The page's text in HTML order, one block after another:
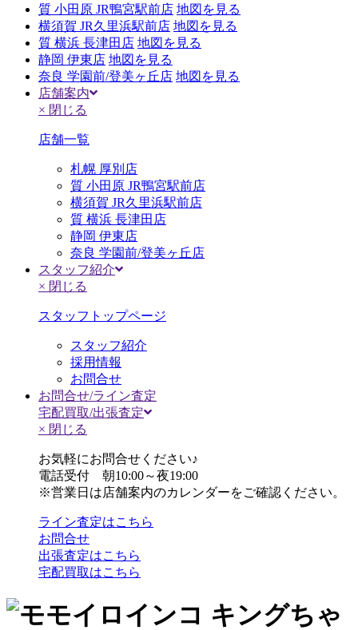
質 小田原 JR鴨宮駅前店 地図を見る
横須賀 JR久里浜駅前店 地図を見る
質 横浜 長津田店 地図を見る
静岡 伊東店 地図を見る
奈良 学園前/登美ヶ丘店 地図を見る
店舗案内
× 閉じる
店舗一覧
札幌 厚別店
質 小田原 JR鴨宮駅前店
横須賀 JR久里浜駅前店
質 横浜 長津田店
静岡 伊東店
奈良 学園前/登美ヶ丘店
スタッフ紹介
× 閉じる
スタッフトップページ
スタッフ紹介
採用情報
お問合せ
お問合せ/ライン査定
宅配買取/出張査定
× 閉じる
お気軽にお問合せください♪
電話受付 朝10:00～夜19:00
※営業日は店舗案内のカレンダーをご確認ください。
ライン査定はこちら
お問合せ
出張査定はこちら
宅配買取はこちら